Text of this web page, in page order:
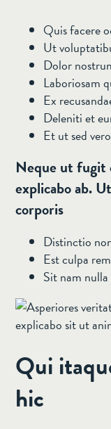
Quis facere
Ut
Dolor
Laboriosam
Ex
Deleniti et
Et ut sed
Neque ut fugit
explicabo ab.
corporis
Distinctio
Est culpa
Sit nam nulla
Qui
hic